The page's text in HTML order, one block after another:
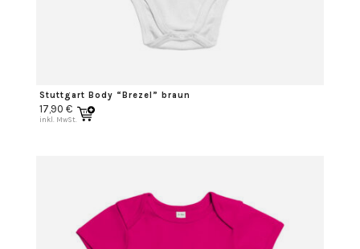
Stuttgart Body “Brezel” braun
17,90 €
inkl. MwSt.